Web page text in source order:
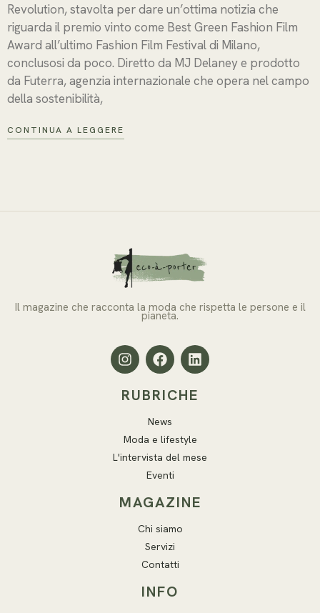
Revolution, stavolta per dare un’ottima notizia che
riguarda il premio vinto come Best Green Fashion Film
Award all’ultimo Fashion Film Festival di Milano,
conclusosi da poco. Diretto da MJ Delaney e prodotto
da Futerra, agenzia internazionale che opera nel campo
della sostenibilità,
CONTINUA A LEGGERE
Il magazine che racconta la moda che rispetta le persone e il
pianeta.
RUBRICHE
News
Moda e lifestyle
L'intervista del mese
Eventi
MAGAZINE
Chi siamo
Servizi
Contatti
INFO